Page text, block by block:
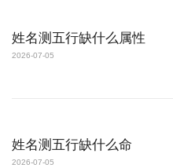
姓名测五行缺什么属性
2026-07-05
姓名测五行缺什么命
2026-07-05